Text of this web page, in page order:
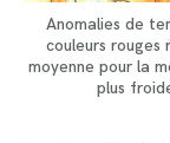
Anomalies de
couleurs rouges
moyenne pour la
plus